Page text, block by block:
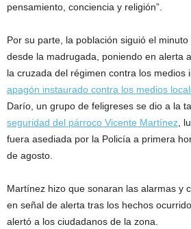
pensamiento, conciencia y religión”.
Por su parte, la población siguió el
desde la madrugada, poniendo en alerta
la cruzada del régimen contra los medios
apagón instaurado contra los medios
Darío, un grupo de feligreses se dio a la
seguridad del párroco Vicente Martínez ,
fuera asediada por la Policía a primera
de agosto.
Martínez hizo que sonaran las alarmas y
en señal de alerta tras los hechos
alertó a los ciudadanos de la zona.